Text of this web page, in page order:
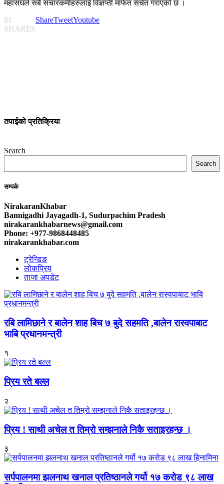
महासंघले सबै संचारकर्मीहरुलाई विज्ञप्ती मार्फत सचेत गराएको छ ।
81
SHARES
ShareTweetYoutube
तपाईको प्रतिक्रिया
Search
Search
सम्पर्क
NirakaranKhabar
Bannigadhi Jayagadh-1, Sudurpachim Pradesh
nirakarankhabarnews@gmail.com
Phone: +977-9868448485
nirakarankhabar.com
ट्रेन्डिङ
लोकप्रिय
ताजा अपडेट
रबि लामिछाने र बालेन शाह बिच ७ बुदे सहमति ,बालेन रास्वपाबाट
भाबि प्रधानमन्त्री
१
प्रिय रते बल्ल
२
प्रिय ! साथी अचेल त तिम्रो सम्झनाले निकै सताइरहन्छ ।
३
सर्पपालनमा झलनाथ खनाल प्रतिष्ठानले गर्यो १७ करोड ९८ लाख